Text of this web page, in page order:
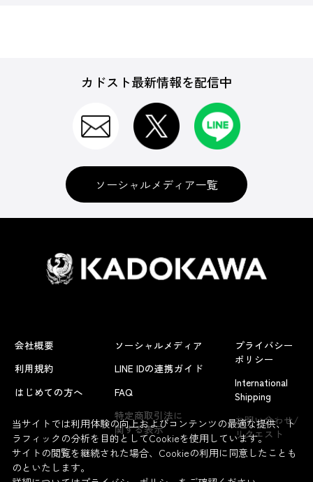
よくあるお問い合わせ
カドスト最新情報を配信中
ソーシャルメディア一覧
会社概要
利用規約
はじめての方へ
ソーシャルメディア
LINE IDの連携ガイド
FAQ
特定商取引法に
関する表示
プライバシー
ポリシー
International
Shipping
お問い合わせ/
リクエスト
当サイトでは利用体験の向上およびコンテンツの最適な提供、ト
ラフィックの分析を目的としてCookieを使用しています。
サイトの閲覧を継続された場合、Cookieの利用に同意したことも
のといたします。